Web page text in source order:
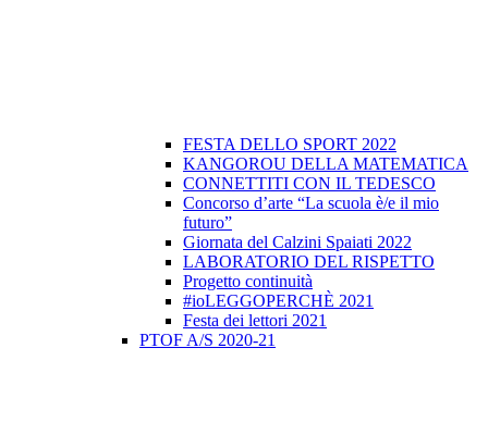
FESTA DELLO SPORT 2022
KANGOROU DELLA MATEMATICA
CONNETTITI CON IL TEDESCO
Concorso d’arte “La scuola è/e il mio
futuro”
Giornata del Calzini Spaiati 2022
LABORATORIO DEL RISPETTO
Progetto continuità
#ioLEGGOPERCHÈ 2021
Festa dei lettori 2021
PTOF A/S 2020-21